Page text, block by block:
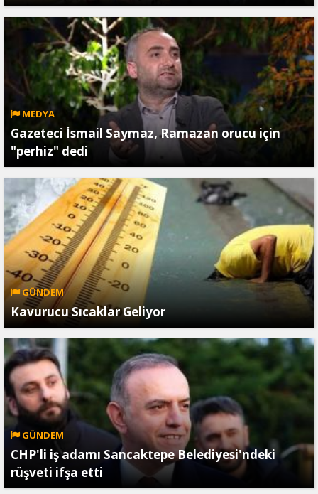
MEDYA
Gazeteci İsmail Saymaz, Ramazan orucu için
"perhiz" dedi
GÜNDEM
Kavurucu Sıcaklar Geliyor
GÜNDEM
CHP'li iş adamı Sancaktepe Belediyesi'ndeki
rüşveti ifşa etti